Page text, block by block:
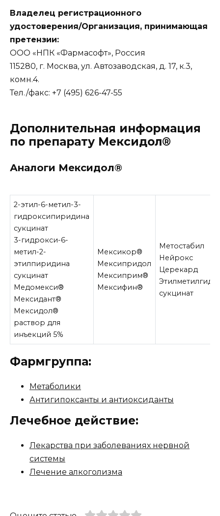
Владелец регистрационного
удостоверения/Организация, принимающая
претензии:
ООО «НПК «Фармасофт», Россия
115280, г. Москва, ул. Автозаводская, д. 17, к.3,
комн.4.
Тел./факс: +7 (495) 626-47-55
Дополнительная информация
по препарату Мексидол®
Аналоги Мексидол®
2-этил-6-метил-3-
гидроксипиридина
сукцинат
3-гидрокси-6-
метил-2-
этилпиридина
сукцинат
Медомекси®
Мексидант®
Мексидол®
раствор для
инъекций 5%
Мексикор®
Мексипридол
Мексиприм®
Мексифин®
Метостабил
Нейрокс
Церекард
сукцинат
Фармгруппа:
Метаболики
Антигипоксанты и антиоксиданты
Лечебное действие:
Лекарства при заболеваниях нервной
системы
Лечение алкоголизма